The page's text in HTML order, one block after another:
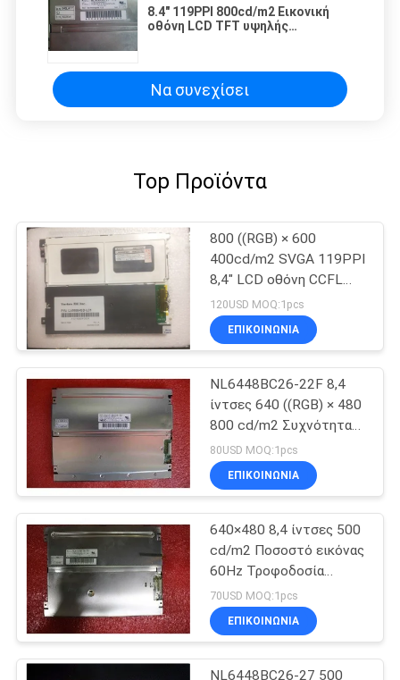
8.4" 119PPI 800cd/m2 Εικονική
οθόνη LCD TFT υψηλής
Να συνεχίσει
Top Προϊόντα
800 ((RGB) × 600
400cd/m2 SVGA 119PPI
8,4" LCD οθόνη CCFL
LQ084S3LG01
120USD MOQ:1pcs
ΕΠΙΚΟΙΝΩΝΙΑ
NL6448BC26-22F 8,4
ίντσες 640 ((RGB) × 480
800 cd/m2 Συχνότητα
60Hz TFT-LCD, LCM
80USD MOQ:1pcs
ΕΠΙΚΟΙΝΩΝΙΑ
640×480 8,4 ίντσες 500
cd/m2 Ποσοστό εικόνας
60Hz Τροφοδοσία
ρεύματος 3.3/5.0V
NL6448BC26-26
70USD MOQ:1pcs
ΕΠΙΚΟΙΝΩΝΙΑ
NL6448BC26-27 500